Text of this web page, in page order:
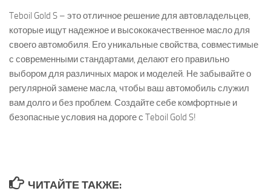
Teboil Gold S – это отличное решение для автовладельцев,
которые ищут надежное и высококачественное масло для
своего автомобиля. Его уникальные свойства, совместимые
с современными стандартами, делают его правильно
выбором для различных марок и моделей. Не забывайте о
регулярной замене масла, чтобы ваш автомобиль служил
вам долго и без проблем. Создайте себе комфортные и
безопасные условия на дороге с Teboil Gold S!
ЧИТАЙТЕ ТАКЖЕ: